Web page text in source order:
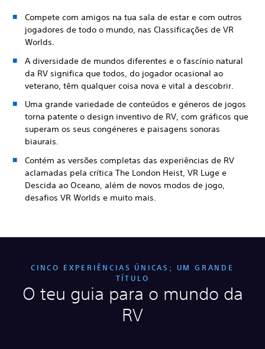
Compete com amigos na tua sala de estar e com outros
jogadores de todo o mundo, nas Classificações de VR
Worlds.
A diversidade de mundos diferentes e o fascínio natural
da RV significa que todos, do jogador ocasional ao
veterano, têm qualquer coisa nova e vital a descobrir.
Uma grande variedade de conteúdos e géneros de jogos
torna patente o design inventivo de RV, com gráficos que
superam os seus congéneres e paisagens sonoras
biaurais.
Contém as versões completas das experiências de RV
aclamadas pela crítica The London Heist, VR Luge e
Descida ao Oceano, além de novos modos de jogo,
desafios VR Worlds e muito mais.
CINCO EXPERIÊNCIAS ÚNICAS; UM GRANDE
TÍTULO
O teu guia para o mundo da
RV